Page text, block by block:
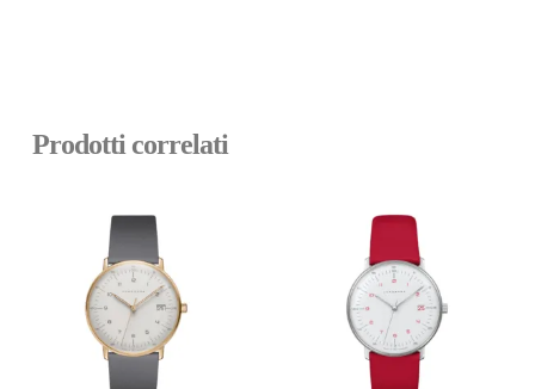
Prodotti correlati